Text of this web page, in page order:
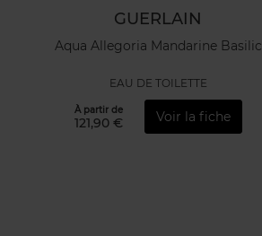
GUERLAIN
Aqua Allegoria Mandarine Basilic
EAU DE TOILETTE
À partir de
121,90 € Voir la fiche